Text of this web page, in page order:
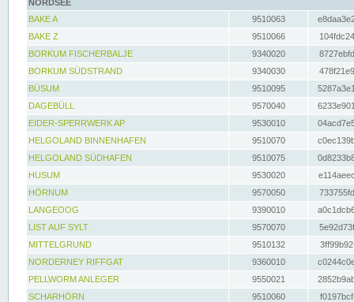
NORDSEE
BAKE A
9510063
BAKE Z
9510066
BORKUM FISCHERBALJE
9340020
BORKUM SÜDSTRAND
9340030
BÜSUM
9510095
DAGEBÜLL
9570040
EIDER-SPERRWERK AP
9530010
HELGOLAND BINNENHAFEN
9510070
HELGOLAND SÜDHAFEN
9510075
HUSUM
9530020
HÖRNUM
9570050
LANGEOOG
9390010
LIST AUF SYLT
9570070
MITTELGRUND
9510132
NORDERNEY RIFFGAT
9360010
PELLWORM ANLEGER
9550021
SCHARHÖRN
9510060